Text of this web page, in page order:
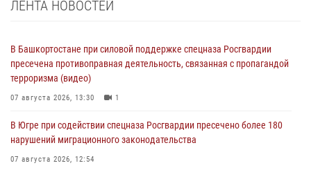
ЛЕНТА НОВОСТЕЙ
В Башкортостане при силовой поддержке спецназа Росгвардии
пресечена противоправная деятельность, связанная с пропагандой
терроризма (видео)
07 августа 2026, 13:30 1
В Югре при содействии спецназа Росгвардии пресечено более 180
нарушений миграционного законодательства
07 августа 2026, 12:54